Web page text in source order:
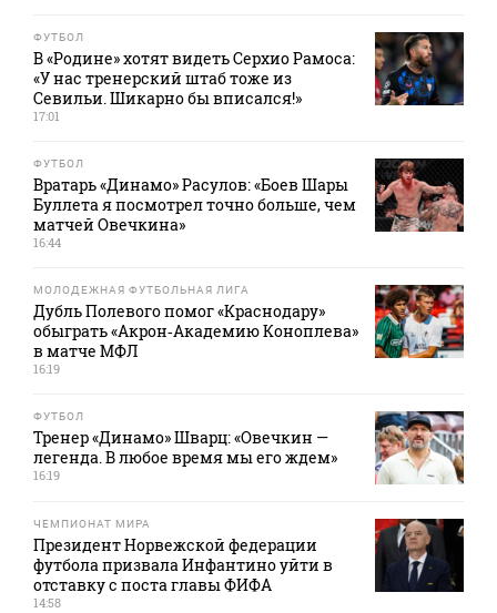
ФУТБОЛ
В «Родине» хотят видеть Серхио Рамоса:
«У нас тренерский штаб тоже из
Севильи. Шикарно бы вписался!»
17:01
ФУТБОЛ
Вратарь «Динамо» Расулов: «Боев Шары
Буллета я посмотрел точно больше, чем
матчей Овечкина»
16:44
МОЛОДЕЖНАЯ ФУТБОЛЬНАЯ ЛИГА
Дубль Полевого помог «Краснодару»
обыграть «Акрон‑Академию Коноплева»
в матче МФЛ
16:19
ФУТБОЛ
Тренер «Динамо» Шварц: «Овечкин —
легенда. В любое время мы его ждем»
16:19
ЧЕМПИОНАТ МИРА
Президент Норвежской федерации
футбола призвала Инфантино уйти в
отставку с поста главы ФИФА
14:58